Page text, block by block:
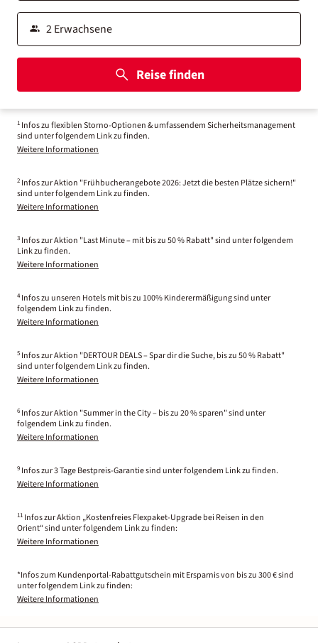
Reise finden
1 Infos zu flexiblen Storno-Optionen & umfassendem Sicherheitsmanagement
sind unter folgendem Link zu finden.
Weitere Informationen
2 Infos zur Aktion "Frühbucherangebote 2026: Jetzt die besten Plätze sichern!"
sind unter folgendem Link zu finden.
Weitere Informationen
3 Infos zur Aktion "Last Minute – mit bis zu 50 % Rabatt" sind unter folgendem
Link zu finden.
Weitere Informationen
4 Infos zu unseren Hotels mit bis zu 100% Kinderermäßigung sind unter
folgendem Link zu finden.
Weitere Informationen
5 Infos zur Aktion "DERTOUR DEALS – Spar dir die Suche, bis zu 50 % Rabatt"
sind unter folgendem Link zu finden.
Weitere Informationen
6 Infos zur Aktion "Summer in the City – bis zu 20 % sparen" sind unter
folgendem Link zu finden.
Weitere Informationen
9 Infos zur 3 Tage Bestpreis-Garantie sind unter folgendem Link zu finden.
Weitere Informationen
11 Infos zur Aktion „Kostenfreies Flexpaket-Upgrade bei Reisen in den
Orient“ sind unter folgendem Link zu finden:
Weitere Informationen
*Infos zum Kundenportal-Rabattgutschein mit Ersparnis von bis zu 300 € sind
unter folgendem Link zu finden:
Weitere Informationen